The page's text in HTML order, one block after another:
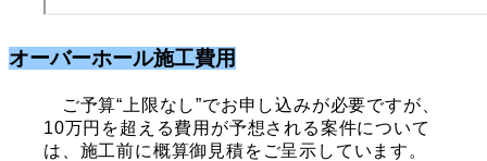
オーバーホール施工費用
ご予算“上限なし”でお申し込みが必要ですが、
10万円を超える費用が予想される案件について
は、施工前に概算御見積をご呈示しています。